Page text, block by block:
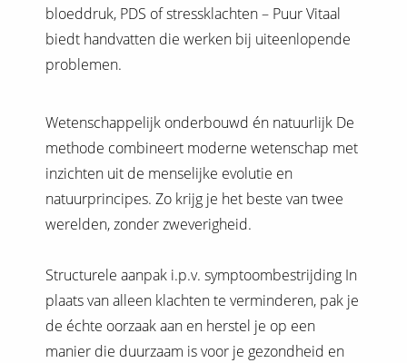
bloeddruk, PDS of stressklachten – Puur Vitaal
biedt handvatten die werken bij uiteenlopende
problemen.
Wetenschappelijk onderbouwd én natuurlijk De
methode combineert moderne wetenschap met
inzichten uit de menselijke evolutie en
natuurprincipes. Zo krijg je het beste van twee
werelden, zonder zweverigheid.
Structurele aanpak i.p.v. symptoombestrijding In
plaats van alleen klachten te verminderen, pak je
de échte oorzaak aan en herstel je op een
manier die duurzaam is voor je gezondheid en